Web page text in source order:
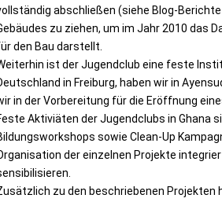
abschließen (siehe Blog-Berichte
zu ziehen, um im Jahr 2010 das
den Bau darstellt.
ist der Jugendclub eine feste
in Freiburg, haben wir in
in der Vorbereitung für die Eröffnung
Aktiviäten der Jugendclubs in Ghana
sowie Clean-Up
der einzelnen Projekte
zu den beschriebenen Projekten